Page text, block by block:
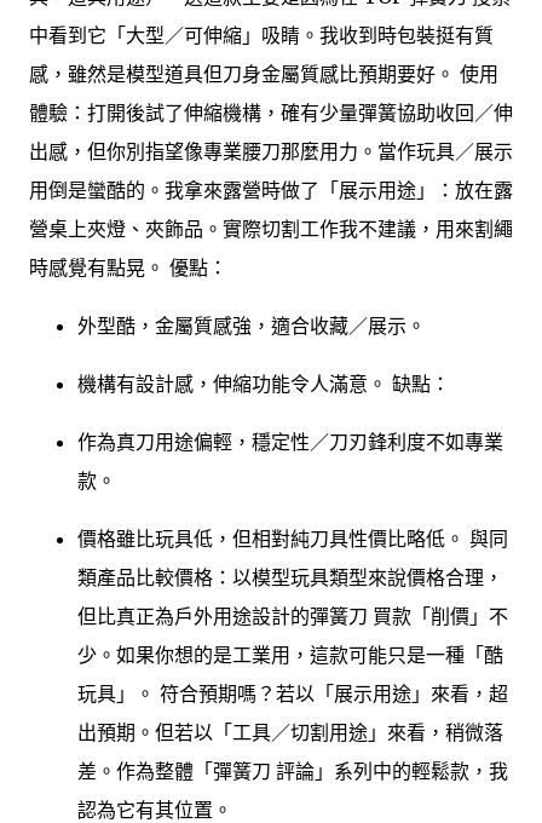
中看到它「大型／可伸縮」吸睛。我收到時包裝挺有質
感，雖然是模型道具但刀身金屬質感比預期要好。 使用
體驗：打開後試了伸縮機構，確有少量彈簧協助收回／伸
出感，但你別指望像專業腰刀那麼用力。當作玩具／展示
用倒是蠻酷的。我拿來露營時做了「展示用途」：放在露
營桌上夾燈、夾飾品。實際切割工作我不建議，用來割繩
時感覺有點晃。 優點：
外型酷，金屬質感強，適合收藏／展示。
機構有設計感，伸縮功能令人滿意。 缺點：
作為真刀用途偏輕，穩定性／刀刃鋒利度不如專業
款。
價格雖比玩具低，但相對純刀具性價比略低。 與同
類產品比較價格：以模型玩具類型來說價格合理，
但比真正為戶外用途設計的彈簧刀 買款「削價」不
少。如果你想的是工業用，這款可能只是一種「酷
玩具」。 符合預期嗎？若以「展示用途」來看，超
出預期。但若以「工具／切割用途」來看，稍微落
差。作為整體「彈簧刀 評論」系列中的輕鬆款，我
認為它有其位置。